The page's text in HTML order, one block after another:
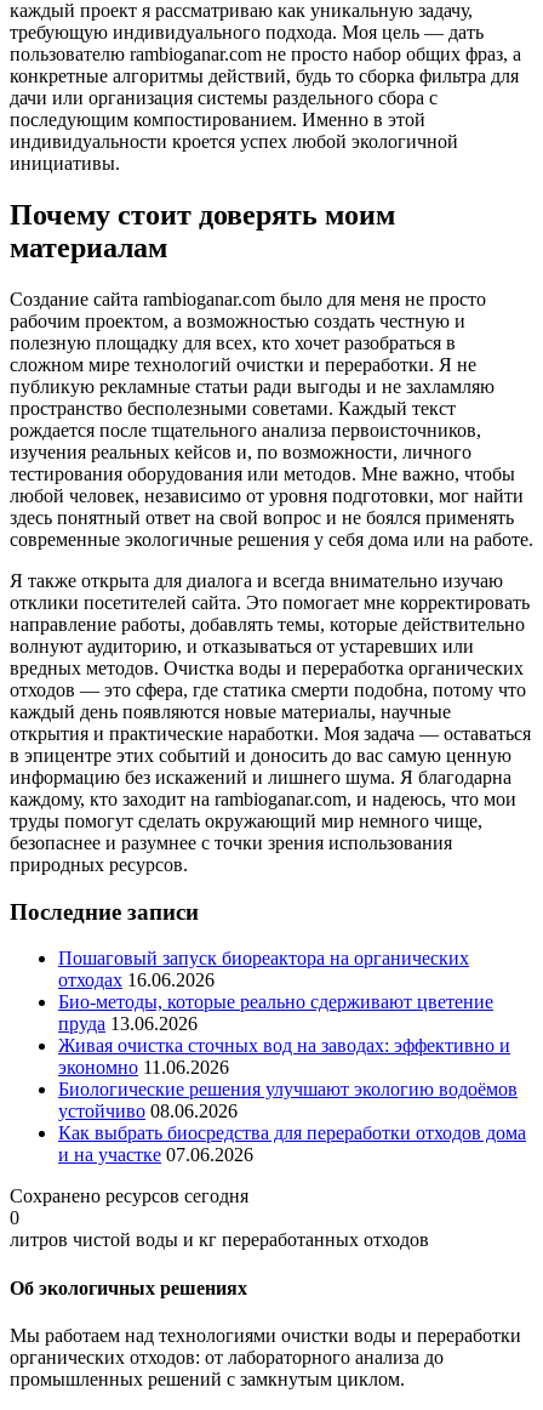
каждый проект я рассматриваю как уникальную задачу,
требующую индивидуального подхода. Моя цель — дать
пользователю rambioganar.com не просто набор общих фраз, а
конкретные алгоритмы действий, будь то сборка фильтра для
дачи или организация системы раздельного сбора с
последующим компостированием. Именно в этой
индивидуальности кроется успех любой экологичной
инициативы.
Почему стоит доверять моим
материалам
Создание сайта rambioganar.com было для меня не просто
рабочим проектом, а возможностью создать честную и
полезную площадку для всех, кто хочет разобраться в
сложном мире технологий очистки и переработки. Я не
публикую рекламные статьи ради выгоды и не захламляю
пространство бесполезными советами. Каждый текст
рождается после тщательного анализа первоисточников,
изучения реальных кейсов и, по возможности, личного
тестирования оборудования или методов. Мне важно, чтобы
любой человек, независимо от уровня подготовки, мог найти
здесь понятный ответ на свой вопрос и не боялся применять
современные экологичные решения у себя дома или на работе.
Я также открыта для диалога и всегда внимательно изучаю
отклики посетителей сайта. Это помогает мне корректировать
направление работы, добавлять темы, которые действительно
волнуют аудиторию, и отказываться от устаревших или
вредных методов. Очистка воды и переработка органических
отходов — это сфера, где статика смерти подобна, потому что
каждый день появляются новые материалы, научные
открытия и практические наработки. Моя задача — оставаться
в эпицентре этих событий и доносить до вас самую ценную
информацию без искажений и лишнего шума. Я благодарна
каждому, кто заходит на rambioganar.com, и надеюсь, что мои
труды помогут сделать окружающий мир немного чище,
безопаснее и разумнее с точки зрения использования
природных ресурсов.
Последние записи
Пошаговый запуск биореактора на органических
отходах 16.06.2026
Био-методы, которые реально сдерживают цветение
пруда 13.06.2026
Живая очистка сточных вод на заводах: эффективно и
экономно 11.06.2026
Биологические решения улучшают экологию водоёмов
устойчиво 08.06.2026
Как выбрать биосредства для переработки отходов дома
и на участке 07.06.2026
Сохранено ресурсов сегодня
0
литров чистой воды и кг переработанных отходов
Об экологичных решениях
Мы работаем над технологиями очистки воды и переработки
органических отходов: от лабораторного анализа до
промышленных решений с замкнутым циклом.